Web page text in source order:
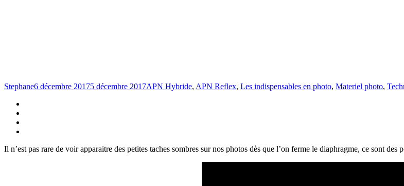
Stephane6 décembre 20175 décembre 2017APN Hybride, APN Reflex, Les indispensables en photo, Materiel photo,
Il n’est pas rare de voir apparaitre des petites taches sombres sur nos photos dès que l’on ferme le diaphragme, ce sont